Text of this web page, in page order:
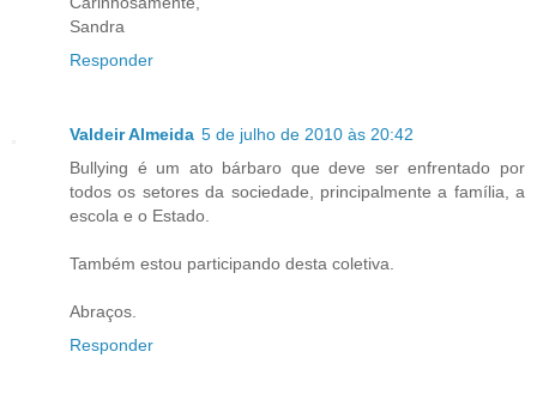
Sandra
Responder
Valdeir Almeida 5 de julho de 2010 às 20:42
Bullying é um ato bárbaro que deve ser enfrentado por
todos os setores da sociedade, principalmente a família, a
escola e o Estado.
Também estou participando desta coletiva.
Abraços.
Responder